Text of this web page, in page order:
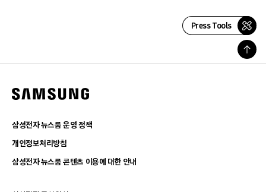
Press Tools
삼성전자 뉴스룸 운영 정책
개인정보처리방침
삼성전자 뉴스룸 콘텐츠 이용에 대한 안내